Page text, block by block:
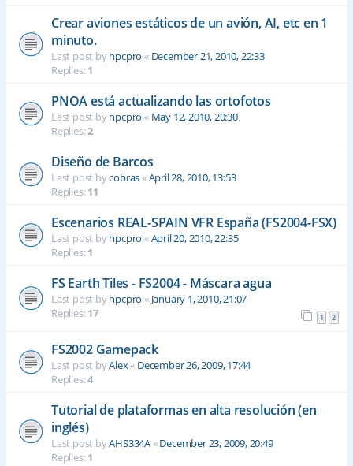
Crear aviones estáticos de un avión, AI, etc en 1
minuto.
Last post byhpcpro « December 21, 2010, 22:33
Replies:1
PNOA está actualizando las ortofotos
Last post byhpcpro « May 12, 2010, 20:30
Replies:2
Diseño de Barcos
Last post bycobras«April 28, 2010, 13:53
Replies:11
Escenarios REAL-SPAIN VFR España (FS2004-FSX)
Last post byhpcpro «April 20, 2010, 22:35
Replies:1
FS Earth Tiles - FS2004 - Máscara agua
Last post byhpcpro « January 1, 2010, 21:07
Replies:17 1 2
FS2002 Gamepack
Last post byAlex« December 26, 2009, 17:44
Replies:4
Tutorial de plataformas en alta resolución (en
inglés)
Last post byAHS334A«December 23, 2009, 20:49
Replies:1